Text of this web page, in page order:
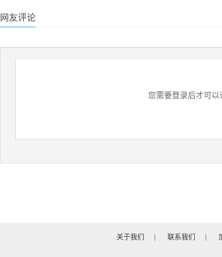
网友评论
您需要登录后才可以
关于我们 联系我们